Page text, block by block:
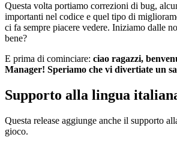
Questa volta portiamo correzioni di bug,
importanti nel codice e quel tipo di
ci fa sempre piacere vedere. Iniziamo dalle
bene?
E prima di cominciare: ciao ragazzi,
Manager! Speriamo che vi divertiate un
Supporto alla lingua
Questa release aggiunge anche il supporto
gioco.